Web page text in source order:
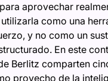
aprovechar
como una
y no como un
En este
Berlitz comparten
provecho de la